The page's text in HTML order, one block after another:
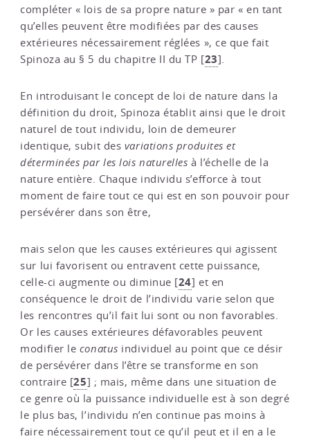
compléter « lois de sa propre nature » par « en tant
qu’elles peuvent être modifiées par des causes
extérieures nécessairement réglées », ce que fait
Spinoza au § 5 du chapitre II du TP [23].
En introduisant le concept de loi de nature dans la
définition du droit, Spinoza établit ainsi que le droit
naturel de tout individu, loin de demeurer
identique, subit des variations produites et
déterminées par les lois naturellesà l’échelle de la
nature entière. Chaque individu s’efforce à tout
moment de faire tout ce qui est en son pouvoir pour
persévérer dans son être,
mais selon que les causes extérieures qui agissent
sur lui favorisent ou entravent cette puissance,
celle-ci augmente ou diminue [24] et en
conséquence le droit de l’individu varie selon que
les rencontres qu’il fait lui sont ou non favorables.
Or les causes extérieures défavorables peuvent
modifier le conatus individuel au point que ce désir
de persévérer dans l’être se transforme en son
contraire [25] ; mais, même dans une situation de
ce genre où la puissance individuelle est à son degré
le plus bas, l’individu n’en continue pas moins à
faire nécessairement tout ce qu’il peut et il en a le